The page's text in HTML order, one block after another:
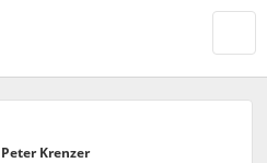
Peter Krenzer